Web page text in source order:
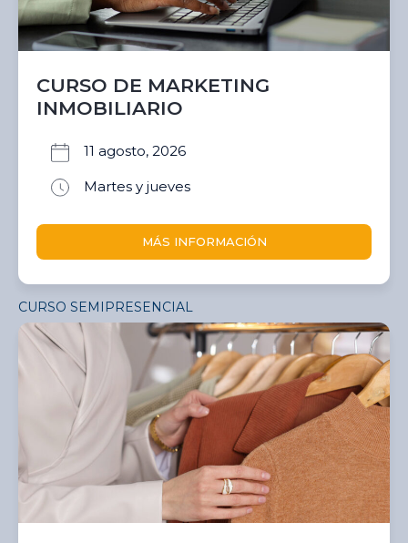
CURSO DE MARKETING
INMOBILIARIO
11 agosto, 2026
Martes y jueves
MÁS INFORMACIÓN
CURSO SEMIPRESENCIAL